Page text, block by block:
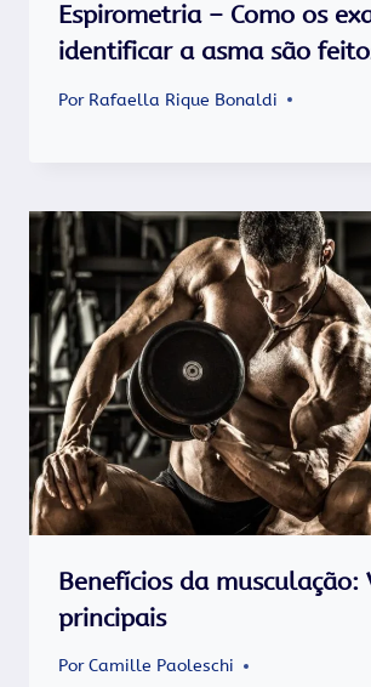
Espirometria – Como os
identificar a asma são
Por Rafaella Rique Bonaldi
Benefícios da musculação:
principais
PorCamille Paoleschi